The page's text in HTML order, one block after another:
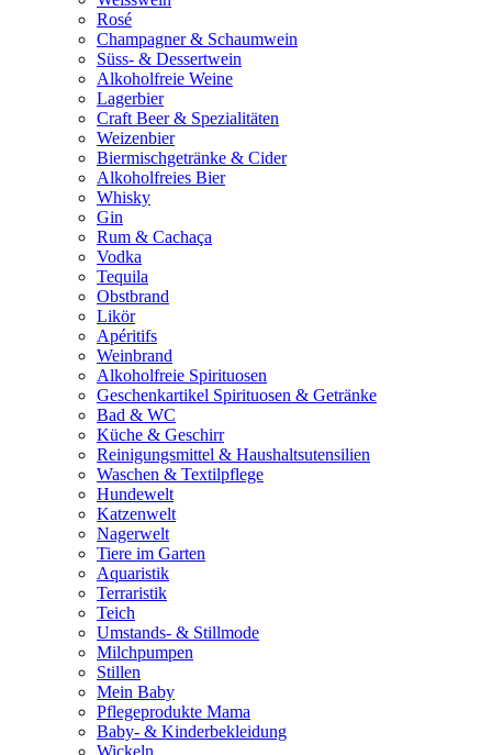
Rosé
Champagner & Schaumwein
Süss- & Dessertwein
Alkoholfreie Weine
Lagerbier
Craft Beer & Spezialitäten
Weizenbier
Biermischgetränke & Cider
Alkoholfreies Bier
Whisky
Gin
Rum & Cachaça
Vodka
Tequila
Obstbrand
Likör
Apéritifs
Weinbrand
Alkoholfreie Spirituosen
Geschenkartikel Spirituosen & Getränke
Bad & WC
Küche & Geschirr
Reinigungsmittel & Haushaltsutensilien
Waschen & Textilpflege
Hundewelt
Katzenwelt
Nagerwelt
Tiere im Garten
Aquaristik
Terraristik
Teich
Umstands- & Stillmode
Milchpumpen
Stillen
Mein Baby
Pflegeprodukte Mama
Baby- & Kinderbekleidung
Wickeln